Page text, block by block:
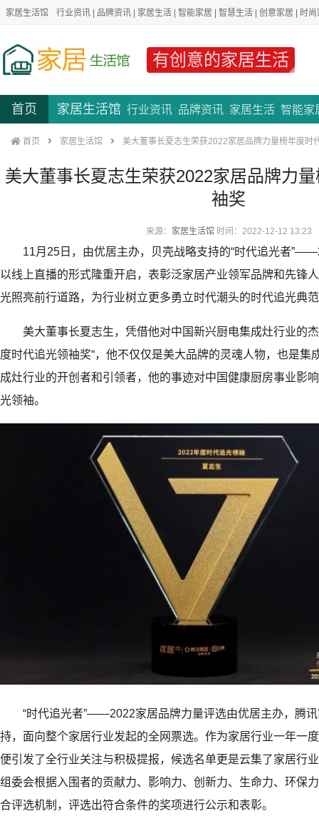
家居生活馆 行业资讯 | 品牌资讯 | 家居生活 | 智能家居 | 智慧生活 | 创意家居 | 时
有创意的家居生活
首页 家居生活馆 行业资讯 品牌资讯 家居生活 智能家
首页 家居生活馆 美大董事长夏志生荣获2022家居品牌力量榜年度时
美大董事长夏志生荣获2022家居品牌力
袖奖
来源： 家居生活馆时间：2022-12-12 13:23
11月25日，由优居主办，贝壳战略支持的“时代追光者
以线上直播的形式隆重开启，表彰泛家居产业领军品牌和先锋
光照亮前行道路，为行业树立更多勇立时代潮头的时代追光典
美大董事长夏志生，凭借他对中国新兴厨电集成灶行业的杰
度时代追光领袖奖“，他不仅仅是美大品牌的灵魂人物，也是集
成灶行业的开创者和引领者，他的事迹对中国健康厨房事业影
光领袖。
“时代追光者”——2022家居品牌力量评选由优居主办，腾讯
持，面向整个家居行业发起的全网票选。作为家居行业一年一
便引发了全行业关注与积极提报，候选名单更是云集了家居行
组委会根据入围者的贡献力、影响力、创新力、生命力、环保
合评选机制，评选出符合条件的奖项进行公示和表彰。